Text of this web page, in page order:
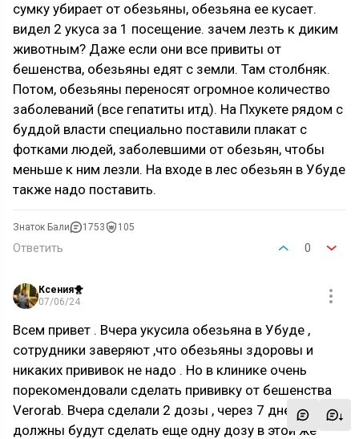
сумку убирает от обезьяны, обезьяна ее кусает.
видел 2 укуса за 1 посещение. зачем лезть к диким
животным? Даже если они все привиты от
бешенства, обезьяны едят с земли. Там столбняк.
Потом, обезьяны переносят огромное количество
заболеваний (все гепатиты итд). На Пхукете рядом с
буддой власти специально поставили плакат с
фотками людей, заболевшими от обезьян, чтобы
меньше к ним лезли. На входе в лес обезьян в Убуде
также надо поставить.
Знаток Бали 1753 105
Ответить 0
Ксения🐥
07/06/24
Всем привет . Вчера укусила обезьяна в Убуде ,
сотрудники заверяют ,что обезьяны здоровы и
никаких прививок не надо . Но в клинике очень
порекомендовали сделать прививку от бешенства
Verorab. Вчера сделали 2 дозы , через 7 дней
должны будут сделать еще одну дозу в этой же